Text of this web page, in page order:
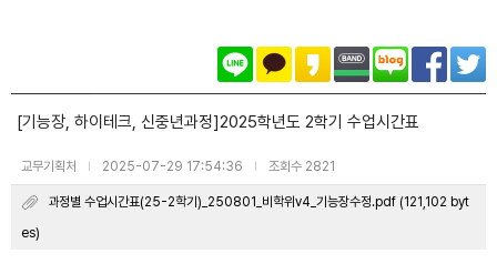
[기능장, 하이테크, 신중년과정]2025학년도 2학기 수업시간표
교무기획처 | 2025-07-29 17:54:36 | 조회수 2821
과정별 수업시간표(25-2학기)_250801_비학위v4_기능장수정.pdf (121,102 byt
es)